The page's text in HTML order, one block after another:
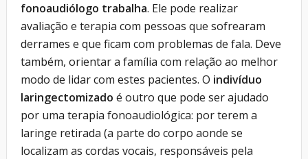
fonoaudiólogo trabalha. Ele pode realizar
avaliação e terapia com pessoas que sofrearam
derrames e que ficam com problemas de fala. Deve
também, orientar a família com relação ao melhor
modo de lidar com estes pacientes. O indivíduo
laringectomizado é outro que pode ser ajudado
por uma terapia fonoaudiológica: por terem a
laringe retirada (a parte do corpo aonde se
localizam as cordas vocais, responsáveis pela